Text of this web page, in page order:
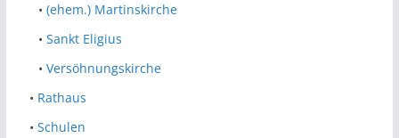
• (ehem.) Martinskirche
• Sankt Eligius
• Versöhnungskirche
• Rathaus
• Schulen